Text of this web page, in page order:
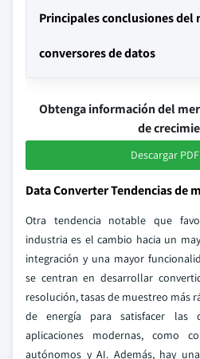
Principales conclusiones del
conversores de datos
Obtenga información del
de
Descargar
Data Converter Tendencias de
Otra tendencia notable que
industria es el cambio hacia un
integración y una mayor
se centran en desarrollar
resolución, tasas de muestreo más
de energía para satisfacer las
aplicaciones modernas, como
autónomos y AI. Además, hay